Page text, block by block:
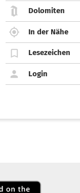
Dolomiten
In der Nähe
Lesezeichen
Login